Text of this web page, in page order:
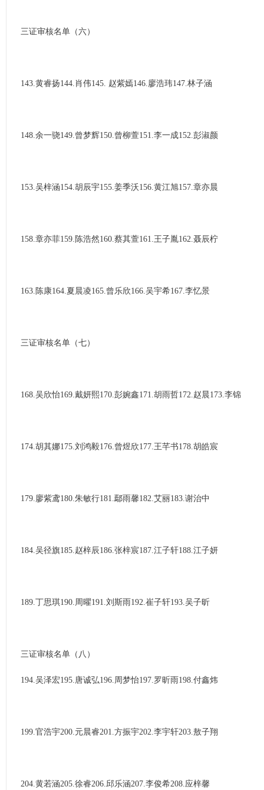
三证审核名单（六）
143.黄睿扬144.肖伟145. 赵紫嫣146.廖浩玮147.林子涵
148.余一骁149.曾梦辉150.曾柳萱151.李一成152.彭淑颜
153.吴梓涵154.胡辰宇155.姜季沃156.黄江旭157.章亦晨
158.章亦菲159.陈浩然160.蔡其萱161.王子胤162.聂辰柠
163.陈康164.夏晨凌165.曾乐欣166.吴宇希167.李忆景
三证审核名单（七）
168.吴欣怡169.戴妍熙170.彭婉鑫171.胡雨哲172.赵晨173.李锦
174.胡其娜175.刘鸿毅176.曾煜欣177.王芊书178.胡皓宸
179.廖紫鸢180.朱敏行181.鄢雨馨182.艾丽183.谢治中
184.吴径旗185.赵梓辰186.张梓宸187.江子轩188.江子妍
189.丁思琪190.周曜191.刘斯雨192.崔子轩193.吴子昕
三证审核名单（八）
194.吴泽宏195.唐诚弘196.周梦怡197.罗昕雨198.付鑫炜
199.官浩宇200.元晨睿201.方振宇202.李宇轩203.敖子翔
204.黄若涵205.徐睿206.邱乐涵207.李俊希208.应梓馨